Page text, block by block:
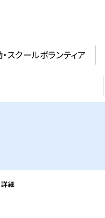
スクールボランティア
詳細